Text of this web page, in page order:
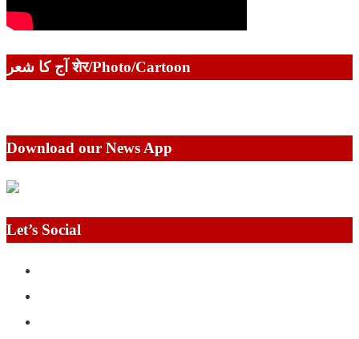
آج کا شعر शेर/Photo/Cartoon
Download our News App
Let’s Social